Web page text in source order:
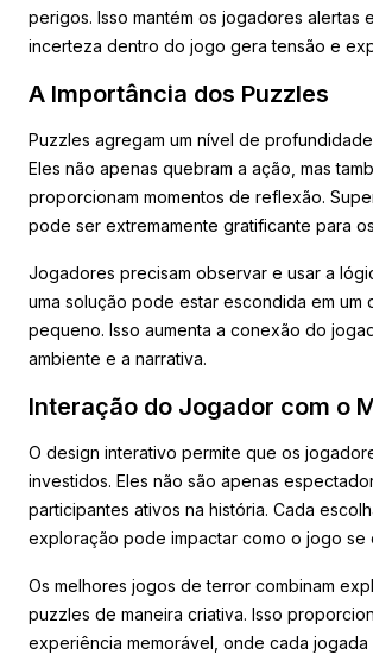
perigos. Isso mantém os jogadores alertas
incerteza dentro do jogo gera tensão e
A Importância dos Puzzles
Puzzles agregam um nível de
Eles não apenas quebram a ação, mas
proporcionam momentos de reflexão.
pode ser extremamente gratificante para
Jogadores precisam observar e usar a
uma solução pode estar escondida em um
pequeno. Isso aumenta a conexão do
ambiente e a narrativa.
Interação do Jogador com o
O design interativo permite que os
investidos. Eles não são apenas
participantes ativos na história. Cada
exploração pode impactar como o jogo se
Os melhores jogos de terror combinam
puzzles de maneira criativa. Isso
experiência memorável, onde cada jogada